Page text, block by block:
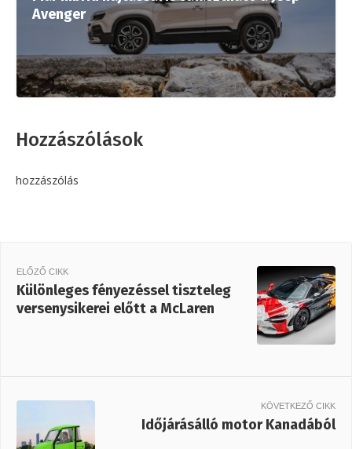
Avenger
Hozzászólások
hozzászólás
ELŐZŐ CIKK
Különleges fényezéssel tiszteleg
versenysikerei előtt a McLaren
KÖVETKEZŐ CIKK
Időjárásálló motor Kanadából